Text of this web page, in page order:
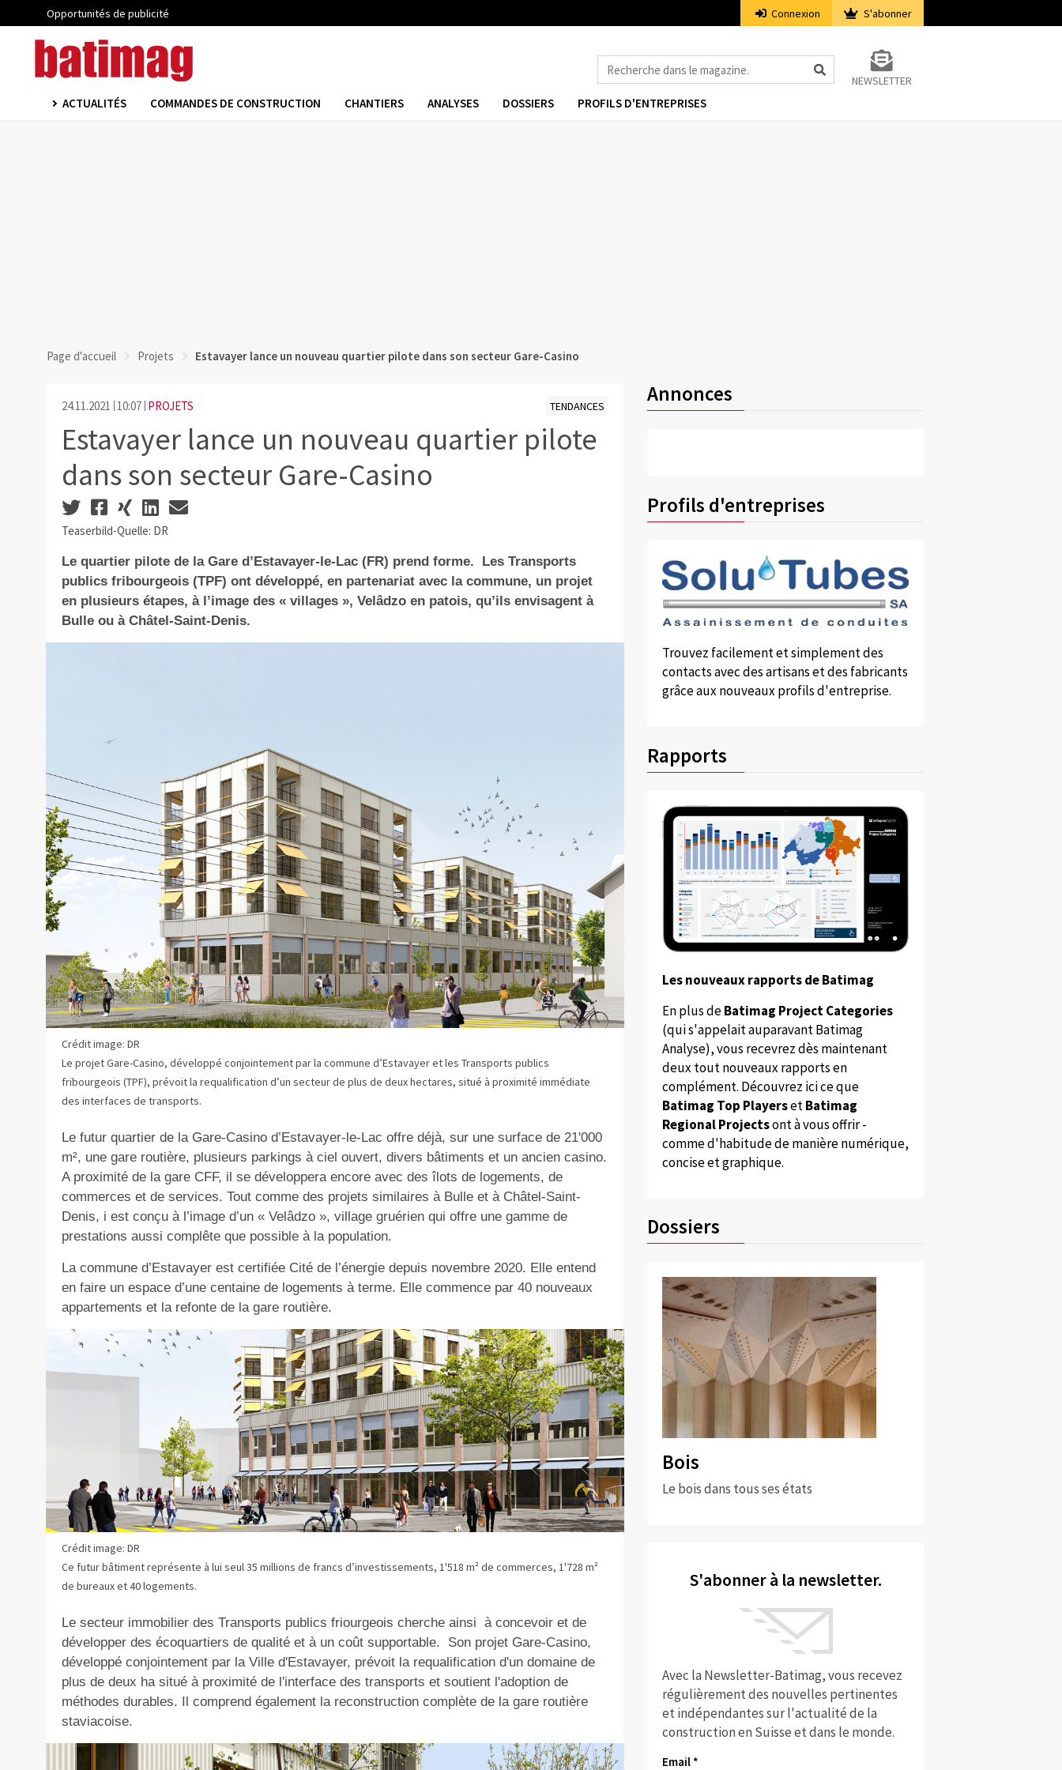
Opportunités de publicité Connexion S'abonner
NEWSLETTER
ACTUALITÉS COMMANDES DE CONSTRUCTION CHANTIERS ANALYSES DOSSIERS PROFILS D'ENTREPRISES
Page d'accueil Projets Estavayer lance un nouveau quartier pilote dans son secteur Gare-Casino
24.11.2021 10:07 PROJETS TENDANCES
Estavayer lance un nouveau quartier pilote
dans son secteur Gare-Casino
Teaserbild-Quelle: DR
Le quartier pilote de la Gare d’Estavayer-le-Lac (FR) prend forme.
Les Transports
publics fribourgeois (TPF) ont développé, en partenariat avec la commune, un projet
en plusieurs étapes, à l’image des « villages », Velâdzo en patois, qu’ils envisagent à
Bulle ou à Châtel-Saint-Denis.
Crédit image: DR
Le projet Gare-Casino, développé conjointement par la commune d’Estavayer et les Transports publics
fribourgeois (TPF), prévoit la requalification d’un secteur de plus de deux hectares, situé à proximité immédiate
des interfaces de transports.
Le futur quartier de la Gare-Casino d’Estavayer-le-Lac offre déjà, sur une surface de 21'000
m², une gare routière, plusieurs parkings à ciel ouvert, divers bâtiments et un ancien casino.
A proximité de la gare CFF, il se développera encore avec des îlots de logements, de
commerces et de services. Tout comme des projets similaires à Bulle et à Châtel-Saint-
Denis, i est conçu à l’image d’un « Velâdzo », village gruérien qui offre une gamme de
prestations aussi complête que possible à la population.
La commune d’Estavayer est certifiée Cité de l’énergie depuis novembre 2020. Elle entend
en faire un espace d’une centaine de logements à terme. Elle commence par 40 nouveaux
appartements et la refonte de la gare routière.
Crédit image: DR
Ce futur bâtiment représente à lui seul 35 millions de francs d’investissements, 1'518 m² de commerces, 1'728 m²
de bureaux et 40 logements.
Le secteur immobilier des Transports publics friourgeois cherche ainsi à concevoir et de
développer des écoquartiers de qualité et à un coût supportable.
Son projet Gare-Casino,
développé conjointement par la Ville d'Estavayer, prévoit la requalification d'un domaine de
plus de deux ha situé à proximité de l'interface des transports et soutient l'adoption de
méthodes durables. Il comprend également la reconstruction complète de la gare routière
staviacoise.
Annonces
Profils d'entreprises
Trouvez facilement et simplement des
contacts avec des artisans et des fabricants
grâce aux nouveaux profils d'entreprise.
Rapports
Les nouveaux rapports de Batimag
En plus deBatimag Project Categories
(qui s'appelait auparavant Batimag
Analyse), vous recevrez dès maintenant
deux tout nouveaux rapports en
complément. Découvrez ici ce que
Batimag Top PlayersetBatimag
Regional Projectsont à vous offrir -
comme d'habitude de manière numérique,
concise et graphique.
Dossiers
Bois
Le bois dans tous ses états
S'abonner à la newsletter.
Avec la Newsletter-Batimag, vous recevez
régulièrement des nouvelles pertinentes
et indépendantes sur l'actualité de la
construction en Suisse et dans le monde.
Email *